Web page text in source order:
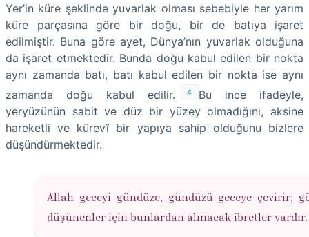
Yer’in küre şeklinde yuvarlak olması sebebiyle her yarım
küre parçasına göre bir doğu, bir de batıya işaret
edilmiştir. Buna göre ayet, Dünya’nın yuvarlak olduğuna
da işaret etmektedir. Bunda doğu kabul edilen bir nokta
aynı zamanda batı, batı kabul edilen bir nokta ise aynı
zamanda doğu kabul edilir.
4
Bu ince ifadeyle,
yeryüzünün sabit ve düz bir yüzey olmadığını, aksine
hareketli ve kürevî bir yapıya sahip olduğunu bizlere
düşündürmektedir.
Allah geceyi gündüze, gündüzü geceye çevirir;
düşünenler için bunlardan alınacak ibretler vardır.